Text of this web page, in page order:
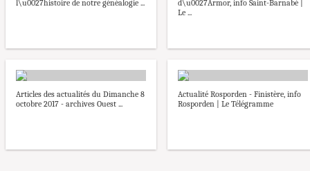
l\u0027histoire de notre généalogie ...
d\u0027Armor, info Saint-Barnabé |
Le ...
Articles des actualités du Dimanche 8
octobre 2017 - archives Ouest ...
Actualité Rosporden - Finistère, info
Rosporden | Le Télégramme